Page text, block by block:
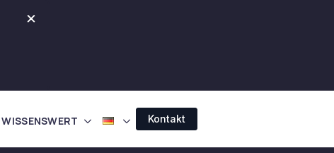
×
WISSENSWERT Kontakt